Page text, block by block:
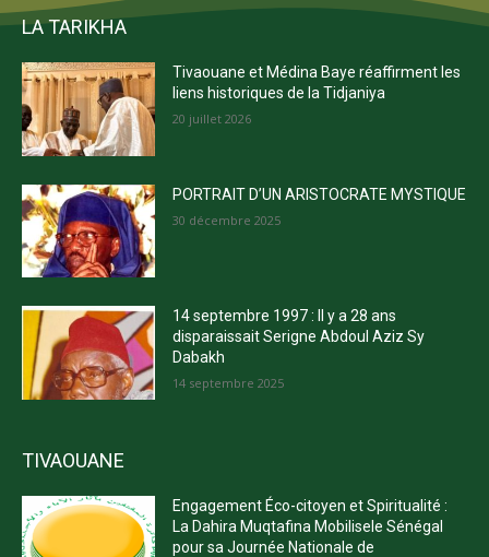
LA TARIKHA
Tivaouane et Médina Baye réaffirment les
liens historiques de la Tidjaniya
20 juillet 2026
PORTRAIT D’UN ARISTOCRATE MYSTIQUE
30 décembre 2025
14 septembre 1997 : Il y a 28 ans
disparaissait Serigne Abdoul Aziz Sy
Dabakh
14 septembre 2025
TIVAOUANE
Engagement Éco-citoyen et Spiritualité :
La Dahira Muqtafina Mobilisele Sénégal
pour sa Journée Nationale de